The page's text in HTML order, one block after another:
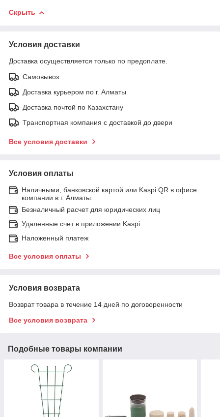
Скрыть
Условия доставки
Доставка осуществляется только по предоплате.
Самовывоз
Доставка курьером по г. Алматы
Доставка почтой по Казахстану
Транспортная компания с доставкой до двери
Все условия доставки
Условия оплаты
Наличными, банковской картой или Kaspi QR в офисе
компании в г. Алматы.
Безналичный расчет для юридических лиц
Удаленные счет в приложении Kaspi
Наложенный платеж
Все условия оплаты
Условия возврата
Возврат товара в течение 14 дней по договоренности
Все условия возврата
Подобные товары компании